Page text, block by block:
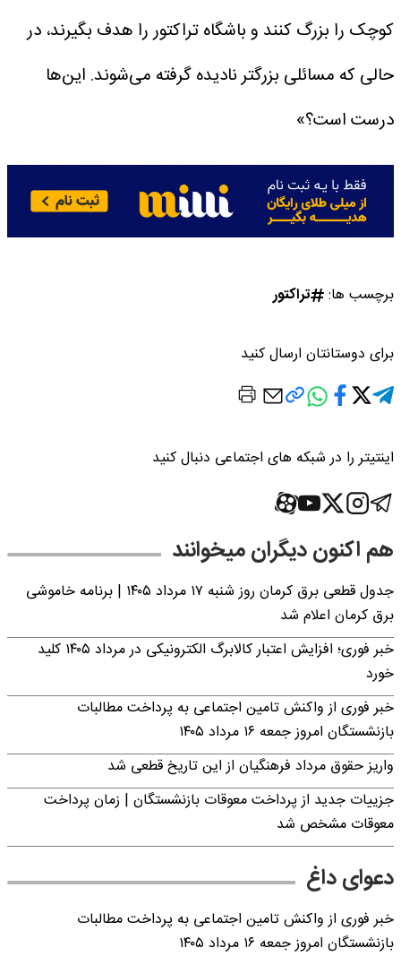
کوچک را بزرگ کنند و باشگاه تراکتور را هدف بگیرند، در
حالی که مسائلی بزرگتر نادیده گرفته می‌شوند. این‌ها
درست است؟»
برچسب ها: تراکتور
برای دوستانتان ارسال کنید
اینتیتر را در شبکه های اجتماعی دنبال کنید
هم اکنون دیگران میخوانند
جدول قطعی برق کرمان روز شنبه ۱۷ مرداد ۱۴۰۵ | برنامه خاموشی
برق کرمان اعلام شد
خبر فوری؛ افزایش اعتبار کالابرگ الکترونیکی در مرداد ۱۴۰۵ کلید
خورد
خبر فوری از واکنش تامین اجتماعی به پرداخت مطالبات
بازنشستگان امروز جمعه ۱۶ مرداد ۱۴۰۵
واریز حقوق مرداد فرهنگیان از این تاریخ قطعی شد
جزییات جدید از پرداخت معوقات بازنشستگان | زمان پرداخت
معوقات مشخص شد
دعوای داغ
خبر فوری از واکنش تامین اجتماعی به پرداخت مطالبات
بازنشستگان امروز جمعه ۱۶ مرداد ۱۴۰۵